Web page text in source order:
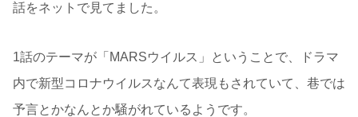
話をネットで見てました。
1話のテーマが「MARSウイルス」ということで、ドラマ
内で新型コロナウイルスなんて表現もされていて、巷では
予言とかなんとか騒がれているようです。